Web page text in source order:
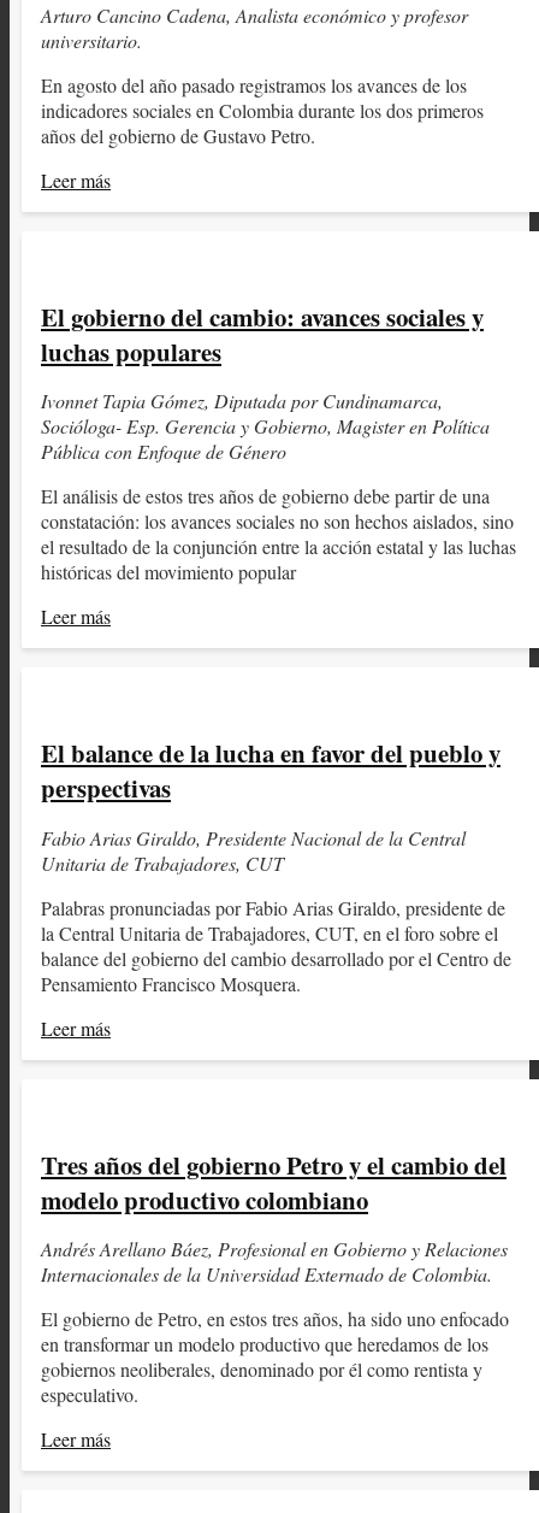
Arturo Cancino Cadena, Analista económico y profesor
universitario.
En agosto del año pasado registramos los avances de los
indicadores sociales en Colombia durante los dos primeros
años del gobierno de Gustavo Petro.
Leer más
El gobierno del cambio: avances sociales y
luchas populares
Ivonnet Tapia Gómez, Diputada por Cundinamarca,
Socióloga- Esp. Gerencia y Gobierno, Magister en Política
Pública con Enfoque de Género
El análisis de estos tres años de gobierno debe partir de una
constatación: los avances sociales no son hechos aislados, sino
el resultado de la conjunción entre la acción estatal y las luchas
históricas del movimiento popular
Leer más
El balance de la lucha en favor del pueblo y
perspectivas
Fabio Arias Giraldo, Presidente Nacional de la Central
Unitaria de Trabajadores, CUT
Palabras pronunciadas por Fabio Arias Giraldo, presidente de
la Central Unitaria de Trabajadores, CUT, en el foro sobre el
balance del gobierno del cambio desarrollado por el Centro de
Pensamiento Francisco Mosquera.
Leer más
Tres años del gobierno Petro y el cambio del
modelo productivo colombiano
Andrés Arellano Báez, Profesional en Gobierno y Relaciones
Internacionales de la Universidad Externado de Colombia.
El gobierno de Petro, en estos tres años, ha sido uno enfocado
en transformar un modelo productivo que heredamos de los
gobiernos neoliberales, denominado por él como rentista y
especulativo.
Leer más